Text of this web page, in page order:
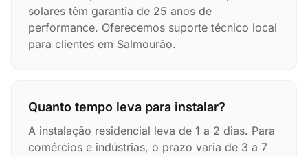
solares têm garantia de 25 anos de
performance. Oferecemos suporte técnico local
para clientes em Salmourão.
Quanto tempo leva para instalar?
A instalação residencial leva de 1 a 2 dias. Para
comércios e indústrias, o prazo varia de 3 a 7